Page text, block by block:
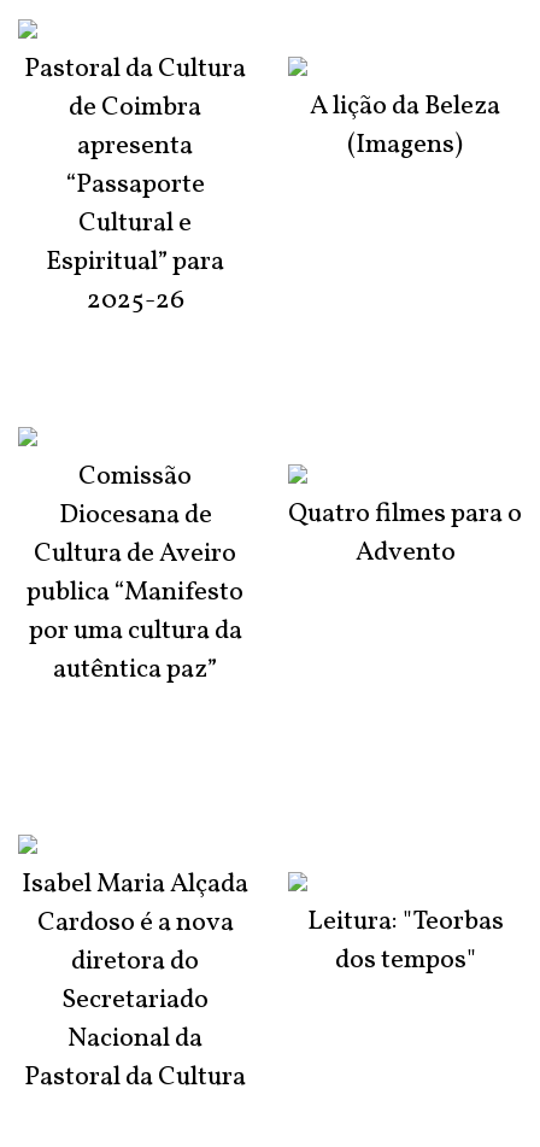
Pastoral da Cultura
de Coimbra
apresenta
“Passaporte
Cultural e
Espiritual” para
2025-26
Comissão
Diocesana de
Cultura de Aveiro
publica “Manifesto
por uma cultura da
autêntica paz”
Isabel Maria Alçada
Cardoso é a nova
diretora do
Secretariado
Nacional da
Pastoral da Cultura
A lição da Beleza
(Imagens)
Quatro filmes para o
Advento
Leitura: "Teorbas
dos tempos"